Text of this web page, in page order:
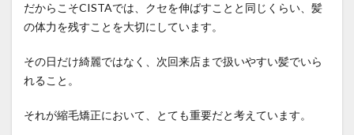
だからこそCISTAでは、クセを伸ばすことと同じくらい、髪
の体力を残すことを大切にしています。
その日だけ綺麗ではなく、次回来店まで扱いやすい髪でいら
れること。
それが縮毛矯正において、とても重要だと考えています。